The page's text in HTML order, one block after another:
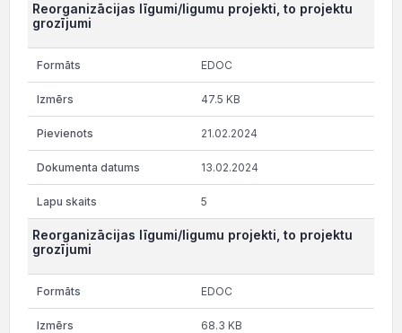
Reorganizācijas līgumi/ligumu projekti, to projektu
grozījumi
EDOC
47.5 KB
21.02.2024
13.02.2024
5
Reorganizācijas līgumi/ligumu projekti, to projektu
grozījumi
EDOC
68.3 KB